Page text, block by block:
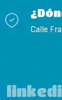
Calle